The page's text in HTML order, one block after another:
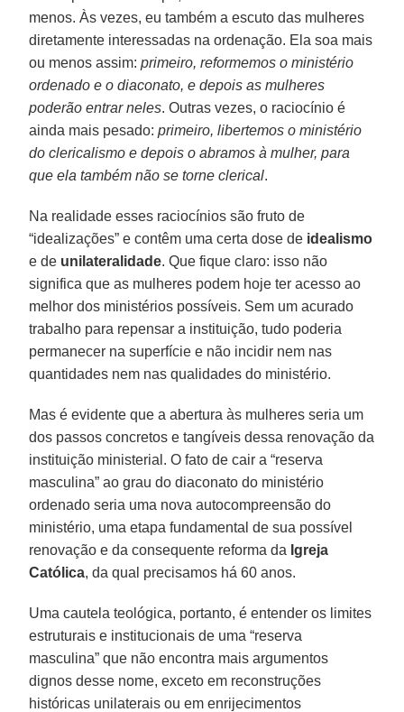
menos. Às vezes, eu também a escuto das mulheres
diretamente interessadas na ordenação. Ela soa mais
ou menos assim:primeiro, reformemos o ministério
ordenado e o diaconato, e depois as mulheres
poderão entrar neles. Outras vezes, o raciocínio é
ainda mais pesado:primeiro, libertemos o ministério
do clericalismo e depois o abramos à mulher, para
que ela também não se torne clerical.
Na realidade esses raciocínios são fruto de
“idealizações” e contêm uma certa dose de idealismo
e de unilateralidade. Que fique claro: isso não
significa que as mulheres podem hoje ter acesso ao
melhor dos ministérios possíveis. Sem um acurado
trabalho para repensar a instituição, tudo poderia
permanecer na superfície e não incidir nem nas
quantidades nem nas qualidades do ministério.
Mas é evidente que a abertura às mulheres seria um
dos passos concretos e tangíveis dessa renovação da
instituição ministerial. O fato de cair a “reserva
masculina” ao grau do diaconato do ministério
ordenado seria uma nova autocompreensão do
ministério, uma etapa fundamental de sua possível
renovação e da consequente reforma da Igreja
Católica, da qual precisamos há 60 anos.
Uma cautela teológica, portanto, é entender os limites
estruturais e institucionais de uma “reserva
masculina” que não encontra mais argumentos
dignos desse nome, exceto em reconstruções
históricas unilaterais ou em enrijecimentos